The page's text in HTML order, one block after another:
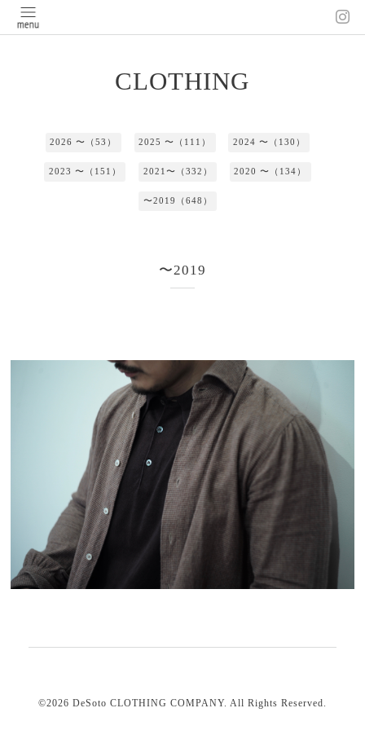
CLOTHING
2026 〜（53） 2025 〜（111） 2024 〜（130）
2023 〜（151） 2021〜（332） 2020 〜（134）
〜2019（648）
〜2019
©2026 DeSoto CLOTHING COMPANY. All Rights Reserved.